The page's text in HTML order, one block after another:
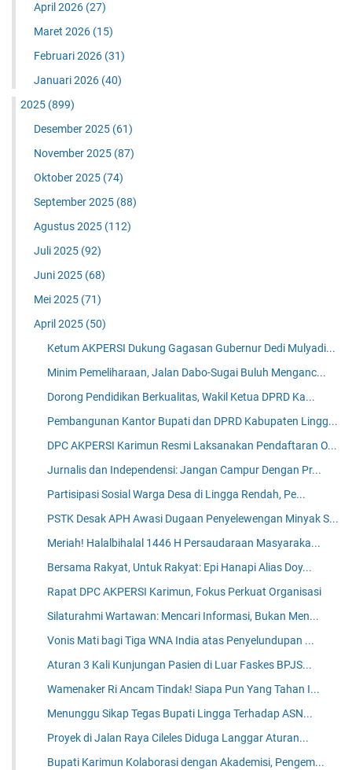
April 2026 (27)
Maret 2026 (15)
Februari 2026 (31)
Januari 2026 (40)
2025 (899)
Desember 2025 (61)
November 2025 (87)
Oktober 2025 (74)
September 2025 (88)
Agustus 2025 (112)
Juli 2025 (92)
Juni 2025 (68)
Mei 2025 (71)
April 2025 (50)
Ketum AKPERSI Dukung Gagasan Gubernur Dedi Mulyadi...
Minim Pemeliharaan, Jalan Dabo-Sugai Buluh Menganc...
Dorong Pendidikan Berkualitas, Wakil Ketua DPRD Ka...
Pembangunan Kantor Bupati dan DPRD Kabupaten Lingg...
DPC AKPERSI Karimun Resmi Laksanakan Pendaftaran O...
Jurnalis dan Independensi: Jangan Campur Dengan Pr...
Partisipasi Sosial Warga Desa di Lingga Rendah, Pe...
PSTK Desak APH Awasi Dugaan Penyelewengan Minyak S...
Meriah! Halalbihalal 1446 H Persaudaraan Masyaraka...
Bersama Rakyat, Untuk Rakyat: Epi Hanapi Alias Doy...
Rapat DPC AKPERSI Karimun, Fokus Perkuat Organisasi
Silaturahmi Wartawan: Mencari Informasi, Bukan Men...
Vonis Mati bagi Tiga WNA India atas Penyelundupan ...
Aturan 3 Kali Kunjungan Pasien di Luar Faskes BPJS...
Wamenaker Ri Ancam Tindak! Siapa Pun Yang Tahan I...
Menunggu Sikap Tegas Bupati Lingga Terhadap ASN...
Proyek di Jalan Raya Cileles Diduga Langgar Aturan...
Bupati Karimun Kolaborasi dengan Akademisi, Pengem...